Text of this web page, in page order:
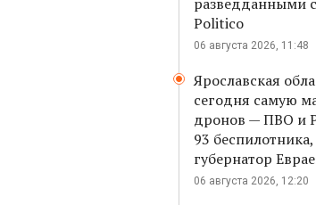
Politico
06 августа 2026, 11:48
Ярославская
сегодня самую
дронов — ПВО и
93
губернатор
06 августа 2026, 12:20